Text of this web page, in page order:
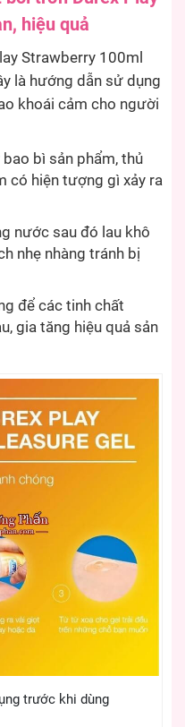
hiệu quả
Strawberry 100ml
là hướng dẫn sử dụng
khoái cảm cho người
bì sản phẩm, thủ
có hiện tượng gì xảy ra
nước sau đó lau khô
nhẹ nhàng tránh bị
để các tinh chất
gia tăng hiệu quả sản
trước khi dùng